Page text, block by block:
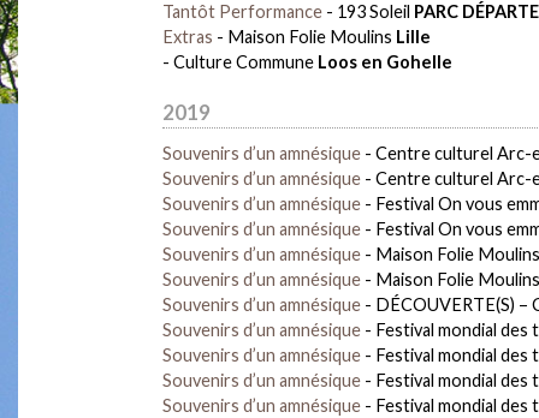
Tantôt Performance - 193 Soleil PARC
Extras - Maison Folie Moulins Lille
- Culture Commune Loos en Gohelle
2019
Souvenirs d’un amnésique - Centre culturel Arc-
Souvenirs d’un amnésique - Centre culturel Arc-
Souvenirs d’un amnésique - Festival On vous
Souvenirs d’un amnésique - Festival On vous
Souvenirs d’un amnésique - Maison Folie
Souvenirs d’un amnésique - Maison Folie
Souvenirs d’un amnésique - DÉCOUVERTE(S) –
Souvenirs d’un amnésique - Festival mondial
Souvenirs d’un amnésique - Festival mondial
Souvenirs d’un amnésique - Festival mondial
Souvenirs d’un amnésique - Festival mondial